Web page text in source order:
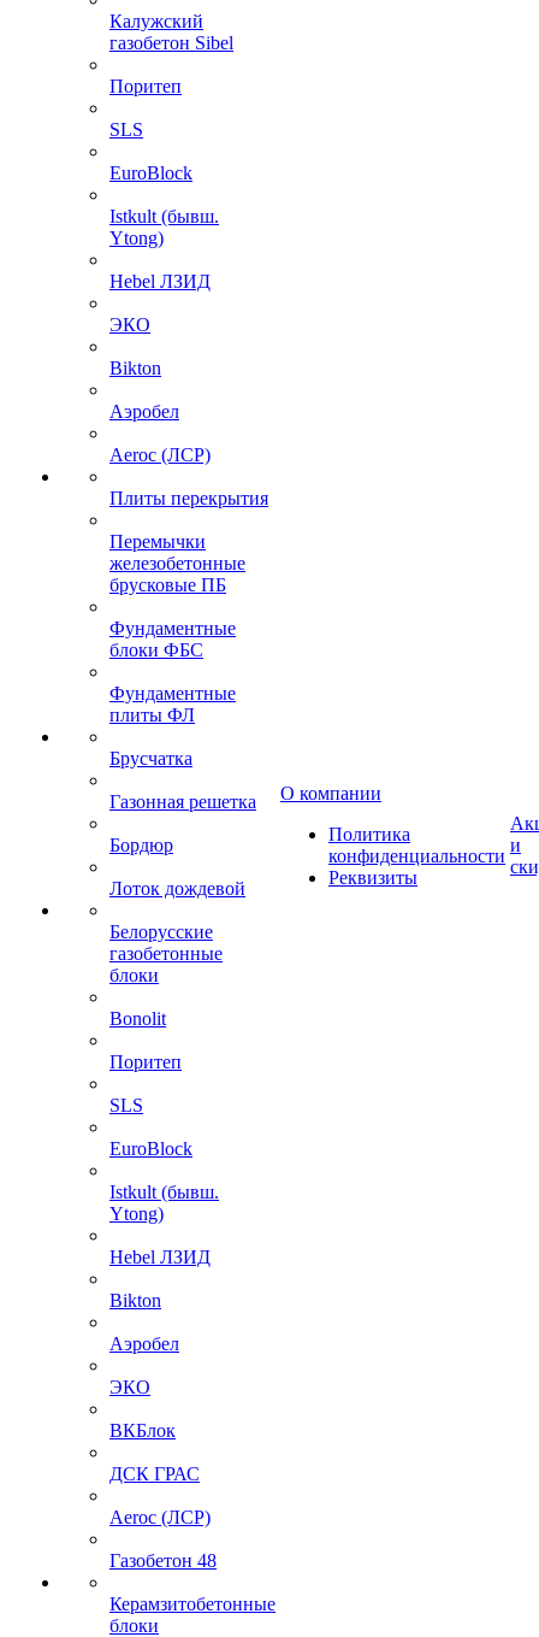
Калужский
газобетон Sibel
Поритеп
SLS
EuroBlock
Istkult (бывш.
Ytong)
Hebel ЛЗИД
ЭКО
Bikton
Аэробел
Aeroc (ЛСР)
Плиты перекрытия
Перемычки
железобетонные
брусковые ПБ
Фундаментные
блоки ФБС
Фундаментные
плиты ФЛ
Брусчатка
Газонная решетка
Бордюр
Лоток дождевой
Белорусские
газобетонные
блоки
Bonolit
Поритеп
SLS
EuroBlock
Istkult (бывш.
Ytong)
Hebel ЛЗИД
Bikton
Аэробел
ЭКО
ВКБлок
ДСК ГРАС
Aeroc (ЛСР)
Газобетон 48
Керамзитобетонные
блоки
О компании
Политика
конфиденциальности
Реквизиты
и